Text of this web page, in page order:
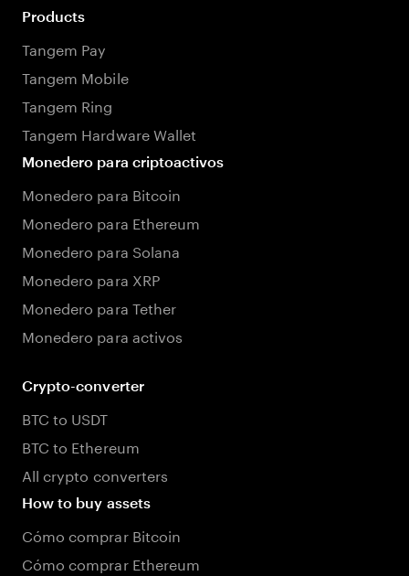
Products
Tangem Pay
Tangem Mobile
Tangem Ring
Tangem Hardware Wallet
Monedero para criptoactivos
Monedero para Bitcoin
Monedero para Ethereum
Monedero para Solana
Monedero para XRP
Monedero para Tether
Monedero para activos
Crypto-converter
BTC to USDT
BTC to Ethereum
All crypto converters
How to buy assets
Cómo comprar Bitcoin
Cómo comprar Ethereum